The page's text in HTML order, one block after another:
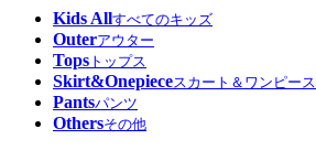
Kids Allすべてのキッズ
Outerアウター
Tops トップス
Skirt&Onepieceスカート＆ワンピース
Pantsパンツ
Othersその他